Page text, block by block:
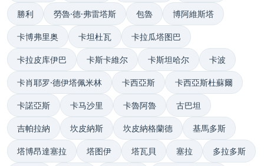
勝利 勞魯·德·弗雷塔斯 包魯 博阿維斯塔
卡博弗里奥 卡坦杜瓦 卡拉瓜塔图巴
卡拉皮库伊巴 卡斯卡維尔 卡斯坦哈尔 卡波
卡肖耶罗·德伊塔佩米林 卡西亞斯 卡西亞斯杜蘇爾
卡諾亞斯 卡马沙里 卡魯阿魯 古巴坦
吉帕拉納 坎皮納斯 坎皮納格蘭德 基馬多斯
塔博昂達塞拉 塔图伊 塔瓦貝 塞拉 多拉多斯